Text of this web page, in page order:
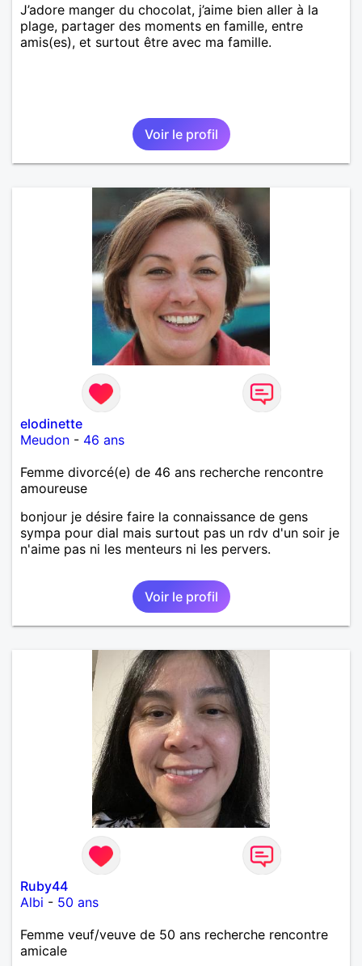
J’adore manger du chocolat, j’aime bien aller à la
plage, partager des moments en famille, entre
amis(es), et surtout être avec ma famille.
Voir le profil
elodinette
Meudon - 46 ans
Femme divorcé(e) de 46 ans recherche rencontre
amoureuse
bonjour je désire faire la connaissance de gens
sympa pour dial mais surtout pas un rdv d'un soir je
n'aime pas ni les menteurs ni les pervers.
Voir le profil
Ruby44
Albi - 50 ans
Femme veuf/veuve de 50 ans recherche rencontre
amicale